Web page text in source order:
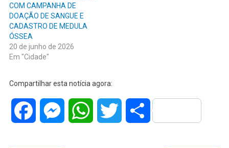
COM CAMPANHA DE
DOAÇÃO DE SANGUE E
CADASTRO DE MEDULA
ÓSSEA
20 de junho de 2026
Em "Cidade"
Compartilhar esta notícia agora:
Facebook MessengerWhatsAppTwitter Share